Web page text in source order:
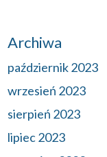
Archiwa
październik 2023
wrzesień 2023
sierpień 2023
lipiec 2023